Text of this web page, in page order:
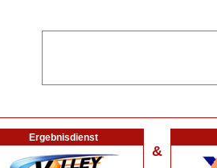
Ergebnisdienst
&